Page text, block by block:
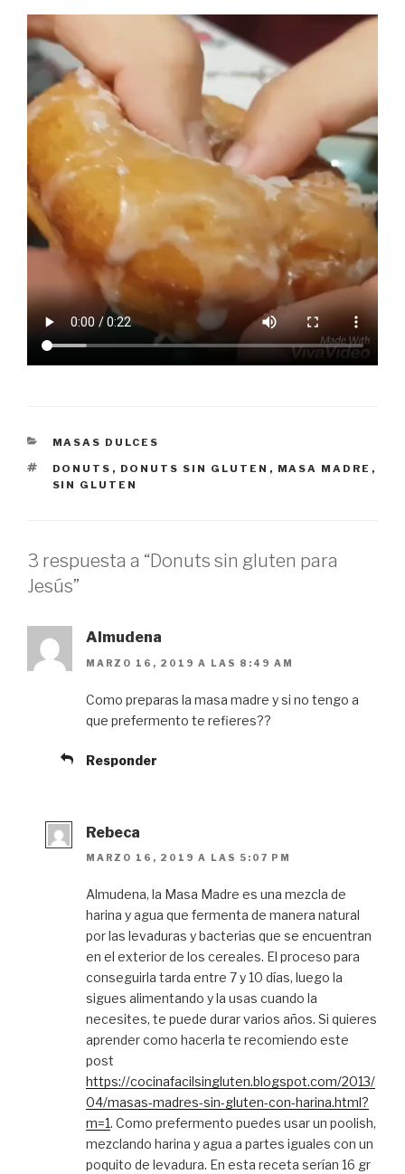
CATEGORÍAS
MASAS DULCES
ETIQUETAS
DONUTS , DONUTS SIN GLUTEN , MASA MADRE ,
SIN GLUTEN
3 respuesta a “Donuts sin gluten para
Jesús”
Almudena
MARZO 16, 2019 A LAS 8:49 AM
Como preparas la masa madre y si no tengo a
que prefermento te refieres??
Responder
Rebeca
MARZO 16, 2019 A LAS 5:07 PM
Almudena, la Masa Madre es una mezcla de
harina y agua que fermenta de manera natural
por las levaduras y bacterias que se encuentran
en el exterior de los cereales. El proceso para
conseguirla tarda entre 7 y 10 días, luego la
sigues alimentando y la usas cuando la
necesites, te puede durar varios años. Si quieres
aprender como hacerla te recomiendo este
post
https://cocinafacilsingluten.blogspot.com/2013/
04/masas-madres-sin-gluten-con-harina.html?
m=1. Como prefermento puedes usar un poolish,
mezclando harina y agua a partes iguales con un
poquito de levadura. En esta receta serían 16 gr